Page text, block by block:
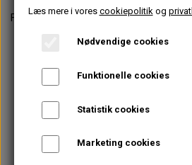
Brands
Forside Lashes Perfect Promade XL
Læs mere i vores cookiepolitikog
Nødvendige cookies
Funktionelle cookies
Statistik cookies
Marketing cookies